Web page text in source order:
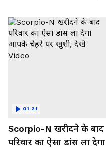
Scorpio-N खरीदने के बाद
परिवार का ऐसा डांस ला देगा
01:21